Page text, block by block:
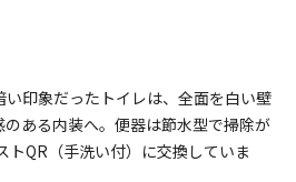
印象だったトイレは、全面を白い壁
ある内装へ。便器は節水型で掃除が
トQR（手洗い付）に交換していま